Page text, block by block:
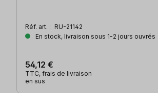
Réf. art. : RU-21142
En stock, livraison sous 1-2 jours ouvrés
54,12 €
TTC, frais de livraison
en sus